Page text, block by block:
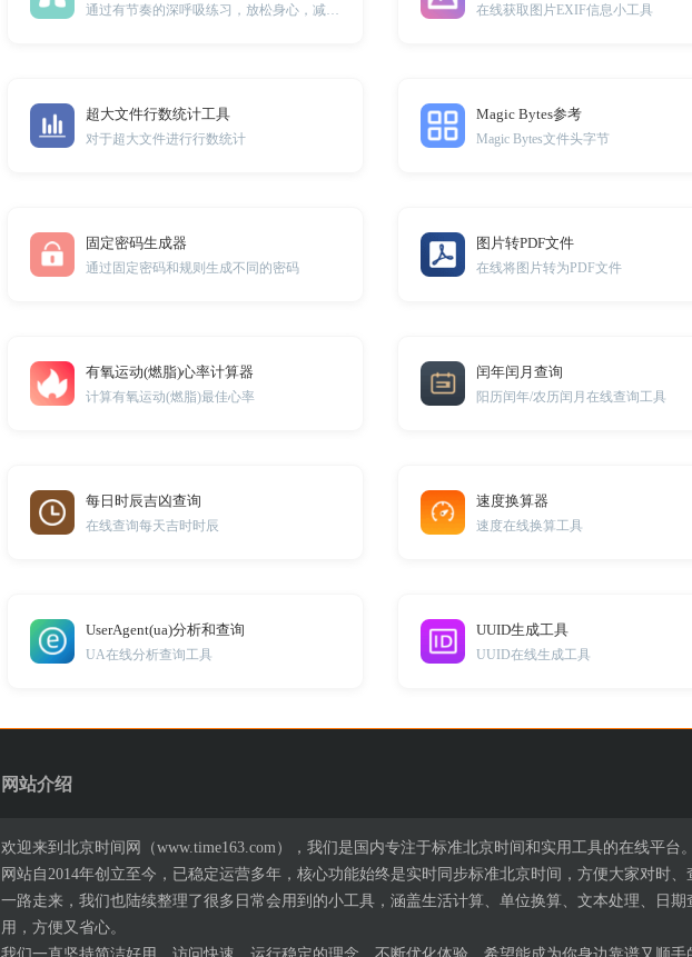
在线获取图片EXIF信息小工具
超大文件行数统计工具
对于超大文件进行行数统计
Magic Bytes参考
Magic Bytes文件头字节
固定密码生成器
通过固定密码和规则生成不同的密码
图片转PDF文件
在线将图片转为PDF文件
有氧运动(燃脂)心率计算器
计算有氧运动(燃脂)最佳心率
闰年闰月查询
阳历闰年/农历闰月在线查询工具
每日时辰吉凶查询
在线查询每天吉时时辰
速度换算器
速度在线换算工具
UserAgent(ua)分析和查询
UA在线分析查询工具
UUID生成工具
UUID在线生成工具
网站介绍
欢迎来到北京时间网（www.time163.com），我们是国内专注于标准北京时间和实用工具的在线平台
网站自2014年创立至今，已稳定运营多年，核心功能始终是实时同步标准北京时间，方便大家对时
一路走来，我们也陆续整理了很多日常会用到的小工具，涵盖生活计算、单位换算、文本处理、日
用，方便又省心。
我们一直坚持简洁好用、访问快速、运行稳定的理念，不断优化体验，希望能成为你身边靠谱又顺